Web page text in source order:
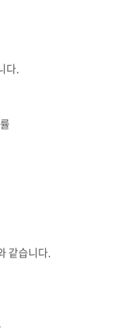
다.
같습니다.